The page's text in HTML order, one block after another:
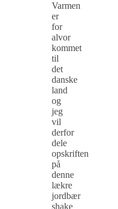
Varmen
er
for
alvor
kommet
til
det
danske
land
og
jeg
vil
derfor
dele
opskriften
på
denne
lækre
jordbær
shake